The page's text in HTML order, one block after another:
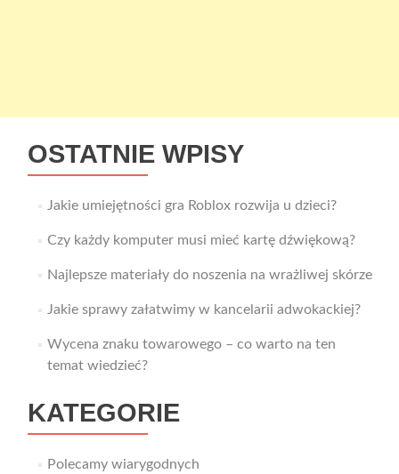
OSTATNIE WPISY
Jakie umiejętności gra Roblox rozwija u dzieci?
Czy każdy komputer musi mieć kartę dźwiękową?
Najlepsze materiały do noszenia na wrażliwej skórze
Jakie sprawy załatwimy w kancelarii adwokackiej?
Wycena znaku towarowego – co warto na ten
temat wiedzieć?
KATEGORIE
Polecamy wiarygodnych